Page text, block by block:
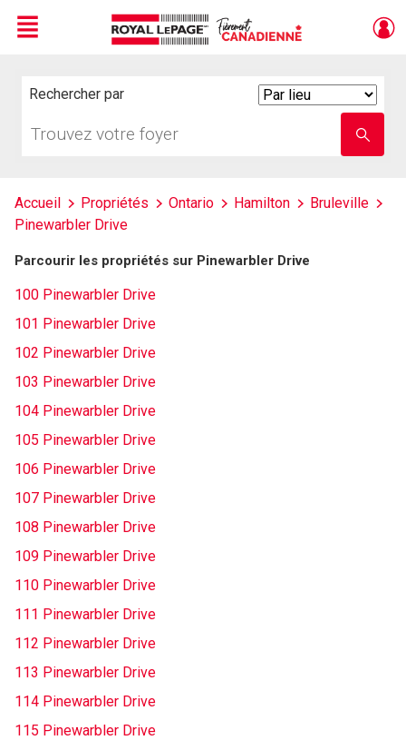
Menu
Rechercher par
votre
nom
Accueil Propriétés Ontario Hamilton
Bruleville
Pinewarbler Drive
Parcourir les propriétés sur Pinewarbler Drive
100 Pinewarbler Drive
101 Pinewarbler Drive
102 Pinewarbler Drive
103 Pinewarbler Drive
104 Pinewarbler Drive
105 Pinewarbler Drive
106 Pinewarbler Drive
107 Pinewarbler Drive
108 Pinewarbler Drive
109 Pinewarbler Drive
110 Pinewarbler Drive
111 Pinewarbler Drive
112 Pinewarbler Drive
113 Pinewarbler Drive
114 Pinewarbler Drive
115 Pinewarbler Drive